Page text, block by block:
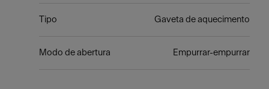
Tipo Gaveta de aquecimento
Modo de abertura Empurrar-empurrar